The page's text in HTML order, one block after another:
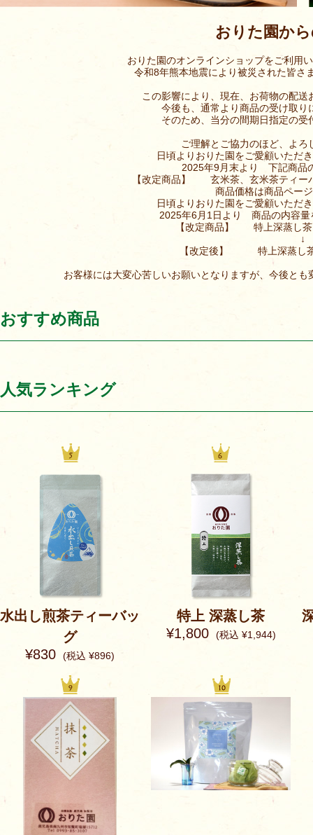
おりた園か
おりた園のオンラインショップをご利用
令和8年熊本地震により被災された皆さ
この影響により、現在、お荷物の配
今後も、通常より商品の受け取り
そのため、当分の間期日指定の
ご理解とご協力のほど、よ
日頃よりおりた園をご愛顧いただ
2025年9月末より 下記商品
【改定商品】 玄米茶、玄米茶ティー
商品価格は商品ペー
日頃よりおりた園をご愛顧いただ
2025年6月1日より 商品の内容量
【改定商品】 特上深蒸し
↓
【改定後】 特上深蒸し
お客様には大変心苦しいお願いとなりますが、今後と
おすすめ商品
人気ランキング
水出し煎茶ティーバッ
グ
¥830
(税込 ¥896)
特上 深蒸し茶
¥1,800
(税込 ¥1,944)